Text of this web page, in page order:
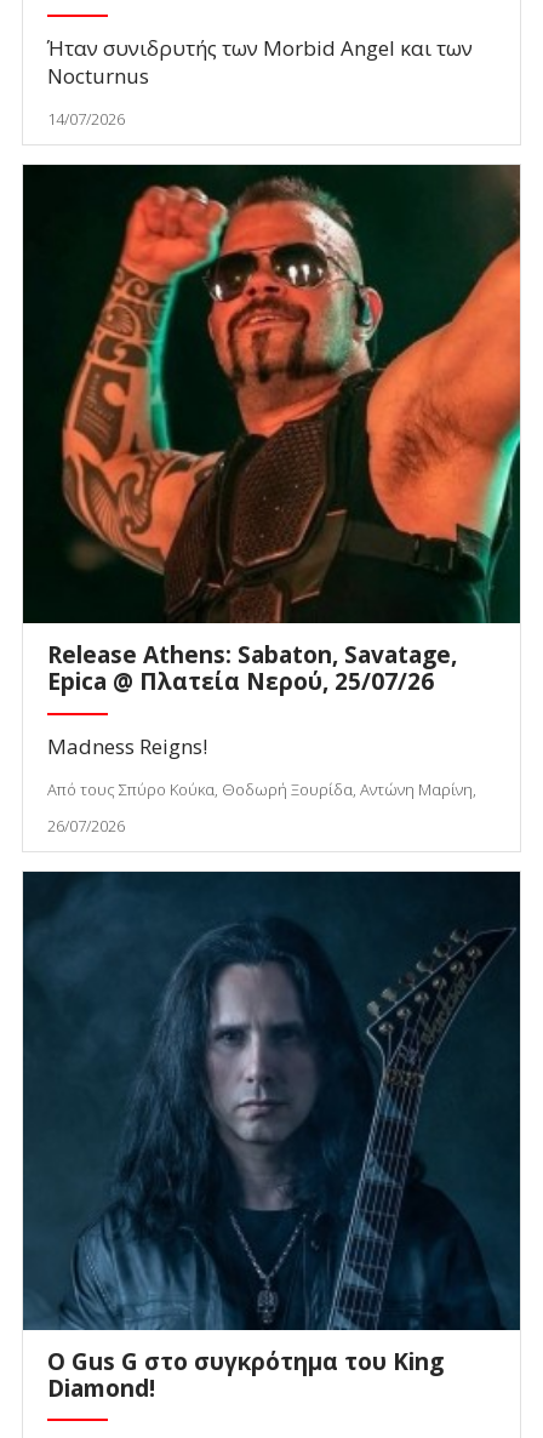
Ήταν συνιδρυτής των Morbid Angel και των
Nocturnus
14/07/2026
Release Athens: Sabaton, Savatage,
Epica @ Πλατεία Νερού, 25/07/26
Madness Reigns!
Από τους Σπύρο Κούκα, Θοδωρή Ξουρίδα, Αντώνη Μαρίνη,
26/07/2026
O Gus G στο συγκρότημα του King
Diamond!